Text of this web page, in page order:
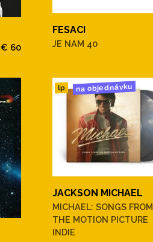
€ 60
FESACI
JE NAM 40
lp na objednávku
JACKSON MICHAEL
MICHAEL: SONGS FROM
THE MOTION PICTURE
INDIE